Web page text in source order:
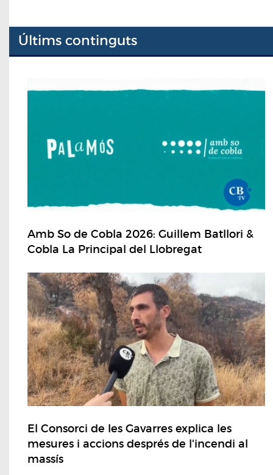
Últims continguts
Amb So de Cobla 2026: Guillem Batllori &
Cobla La Principal del Llobregat
El Consorci de les Gavarres explica les
mesures i accions després de l'incendi al
massís